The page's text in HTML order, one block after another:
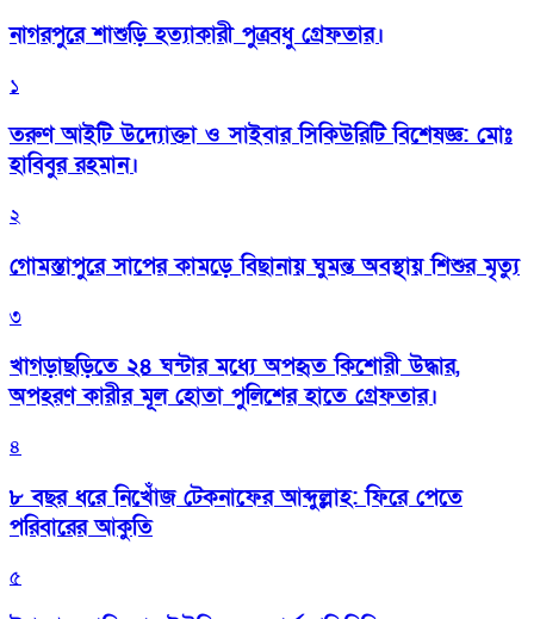
নাগরপুরে শাশুড়ি হত্যাকারী পুত্রবধু গ্রেফতার।
১
তরুণ আইটি উদ্যোক্তা ও সাইবার সিকিউরিটি বিশেষজ্ঞ: মোঃ
হাবিবুর রহমান।
২
গোমস্তাপুরে সাপের কামড়ে বিছানায় ঘুমন্ত অবস্থায় শিশুর মৃত্যু
৩
খাগড়াছড়িতে ২৪ ঘন্টার মধ্যে অপহৃত কিশোরী উদ্ধার,
অপহরণ কারীর মূল হোতা পুলিশের হাতে গ্রেফতার।
৪
৮ বছর ধরে নিখোঁজ টেকনাফের আব্দুল্লাহ: ফিরে পেতে
পরিবারের আকুতি
৫